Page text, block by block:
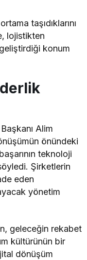
taşıdıklarını
lojistikten
konum
Alim
önündeki
teknoloji
Şirketlerin
eden
yönetim
geleceğin rekabet
kültürünün bir
dönüşüm